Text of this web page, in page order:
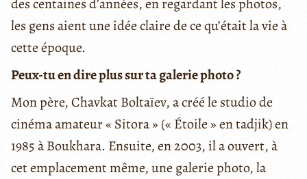
des centaines d’années, en regardant les photos,
les gens aient une idée claire de ce qu’était la vie à
cette époque.
Peux-tu en dire plus sur ta galerie photo ?
Mon père, Chavkat Boltaïev, a créé le studio de
cinéma amateur « Sitora » (« Étoile » en tadjik) en
1985 à Boukhara. Ensuite, en 2003, il a ouvert, à
cet emplacement même, une galerie photo, la